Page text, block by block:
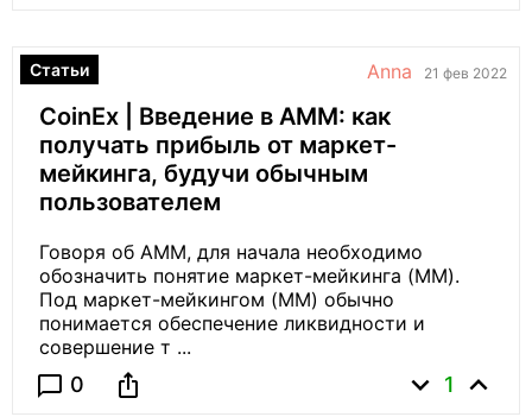
Статьи Anna 21 фев 2022
CoinEx | Введение в AMM: как
получать прибыль от маркет-
мейкинга, будучи обычным
пользователем
Говоря об AMM, для начала необходимо
обозначить понятие маркет-мейкинга (MM).
Под маркет-мейкингом (MM) обычно
понимается обеспечение ликвидности и
совершение т ...
chat_bubble_outline 0 ios_share expand_more 1 expand_less